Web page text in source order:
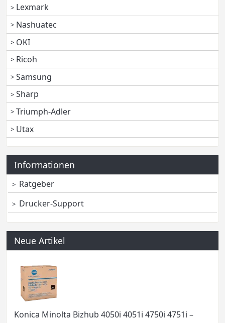
Lexmark
Nashuatec
OKI
Ricoh
Samsung
Sharp
Triumph-Adler
Utax
Informationen
Ratgeber
Drucker-Support
Neue Artikel
Konica Minolta Bizhub 4050i 4051i 4750i 4751i –